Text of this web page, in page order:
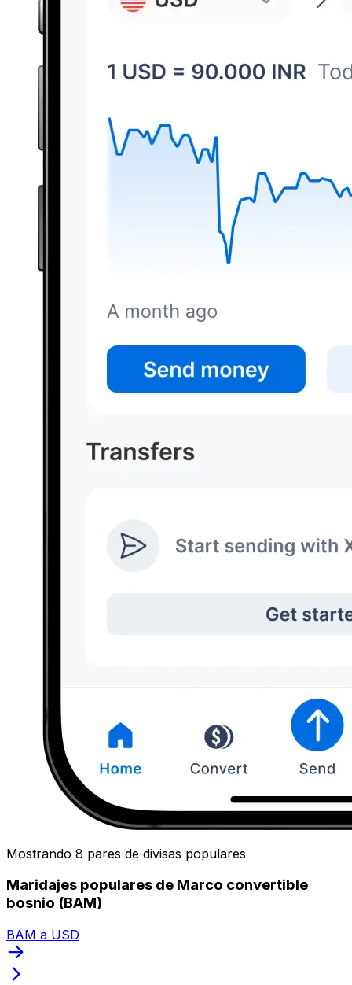
Mostrando 8 pares de divisas populares
Maridajes populares de Marco convertible
bosnio (BAM)
BAM a USD